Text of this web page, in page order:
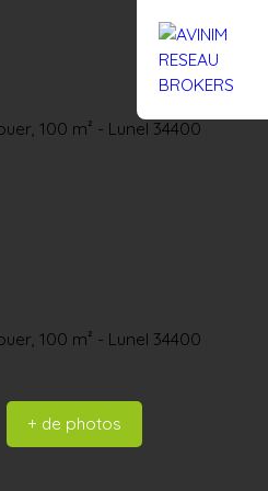
Nous contacter
+ de photos